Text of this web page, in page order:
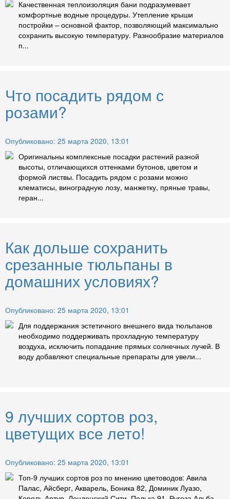
Качественная теплоизоляция бани подразумевает
комфортные водные процедуры. Утепление крыши
постройки – основной фактор, позволяющий максимально
сохранить высокую температуру. Разнообразие материалов
п...
Что посадить рядом с
розами?
Опубликовано: 25 марта 2020, 13:01
Оригинальны комплексные посадки растений разной
высоты, отличающихся оттенками бутонов, цветом и
формой листвы. Посадить рядом с розами можно
клематисы, виноградную лозу, манжетку, пряные травы,
геран...
Как дольше сохранить
срезанные тюльпаны в
домашних условиях?
Опубликовано: 25 марта 2020, 13:01
Для поддержания эстетичного внешнего вида тюльпанов
необходимо поддерживать прохладную температуру
воздуха, исключить попадание прямых солнечных лучей. В
воду добавляют специальные препараты для увели...
9 лучших сортов роз,
цветущих все лето!
Опубликовано: 25 марта 2020, 13:01
Топ-9 лучших сортов роз по мнению цветоводов: Авила
Палас, Айсберг, Акварель, Боника 82, Доминик Луазо,